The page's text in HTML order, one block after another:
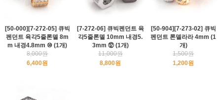
[50-000][7-272-05] 큐빅
펜던트 육각5줄론델 8m
m 내경4.8mm ⑩ (1개)
8,000원
6,400원
[7-272-06] 큐빅펜던트 육
각5줄론델 10mm 내경5.
3mm ⑫ (1개)
11,000원
8,800원
[50-904][7-273-02] 큐빅
펜던트 론델라라 4mm (1
개)
1,500원
1,200원